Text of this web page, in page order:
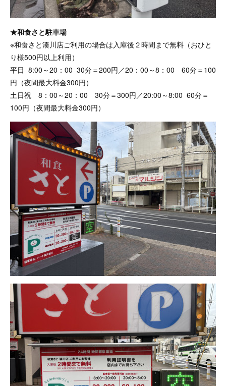
★和食さと駐車場
※和食さと湊川店ご利用の場合は入庫後２時間まで無料（おひと
り様500円以上利用）
平日 8:00～20：00 30分＝200円／20：00～8：00 60分＝100
円（夜間最大料金300円）
土日祝 8：00～20：00 30分＝300円／20:00～8:00 60分＝
100円（夜間最大料金300円）